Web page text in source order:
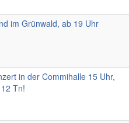
im Grünwald, ab 19 Uhr
in der Commihalle 15 Uhr,
Tn!